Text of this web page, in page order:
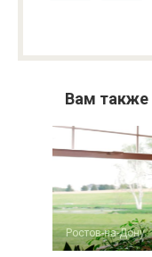
Вам также
Ростов-на-Дону